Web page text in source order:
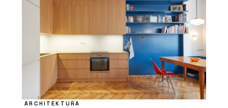
Italské městečko, kde se historie
potkává s designem
ARCHITEKTURA